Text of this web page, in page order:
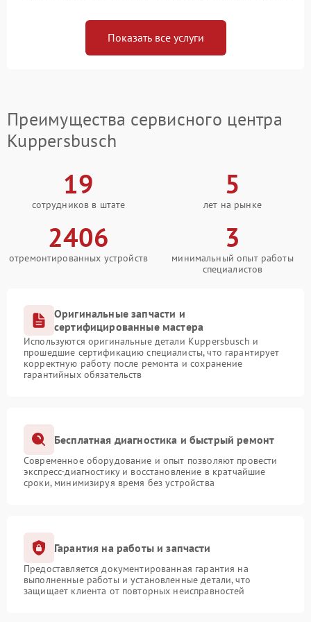
Показать все услуги
Преимущества сервисного центра
Kuppersbusch
19
сотрудников в штате
5
лет на рынке
2406
отремонтированных устройств
3
минимальный опыт работы
специалистов
Оригинальные запчасти и
сертифицированные мастера
Используются оригинальные детали Kuppersbusch и
прошедшие сертификацию специалисты, что гарантирует
корректную работу после ремонта и сохранение
гарантийных обязательств
Бесплатная диагностика и быстрый ремонт
Современное оборудование и опыт позволяют провести
экспресс-диагностику и восстановление в кратчайшие
сроки, минимизируя время без устройства
Гарантия на работы и запчасти
Предоставляется документированная гарантия на
выполненные работы и установленные детали, что
защищает клиента от повторных неисправностей